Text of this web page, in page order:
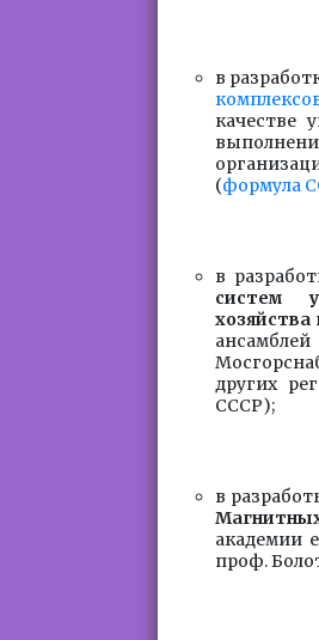
в
качестве
(формула
в
систем
других
СССР);
в
академии
проф.